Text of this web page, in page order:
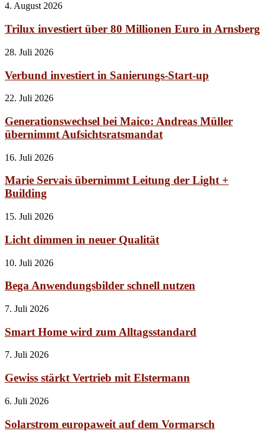
4. August 2026
Trilux investiert über 80 Millionen Euro in Arnsberg
28. Juli 2026
Verbund investiert in Sanierungs-Start-up
22. Juli 2026
Generationswechsel bei Maico: Andreas Müller
übernimmt Aufsichtsratsmandat
16. Juli 2026
Marie Servais übernimmt Leitung der Light +
Building
15. Juli 2026
Licht dimmen in neuer Qualität
10. Juli 2026
Bega Anwendungsbilder schnell nutzen
7. Juli 2026
Smart Home wird zum Alltagsstandard
7. Juli 2026
Gewiss stärkt Vertrieb mit Elstermann
6. Juli 2026
Solarstrom europaweit auf dem Vormarsch